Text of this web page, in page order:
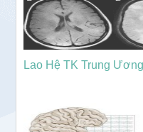
Lao Hệ TK Trung